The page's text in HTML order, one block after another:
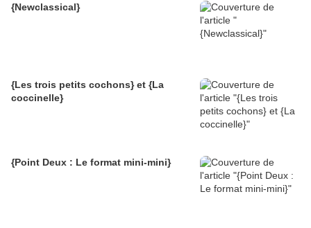
{Newclassical}
{Les trois petits cochons} et {La
coccinelle}
{Point Deux : Le format mini-mini}